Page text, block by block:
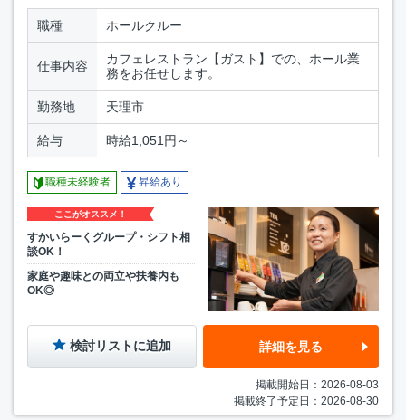
職種 ホールクルー
仕事内容
カフェレストラン【ガスト】での、ホール業
務をお任せします。
勤務地 天理市
給与 時給1,051円～
職種未経験者 昇給あり
ここがオススメ！
すかいらーくグループ・シフト相
談OK！
家庭や趣味との両立や扶養内も
OK◎
検討リストに追加 詳細を見る
掲載開始日：2026-08-03
掲載終了予定日：2026-08-30